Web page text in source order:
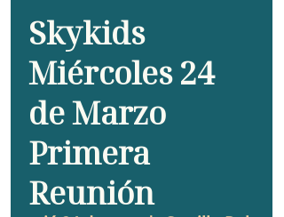
Skykids
Miércoles 24
de Marzo
Primera
Reunión